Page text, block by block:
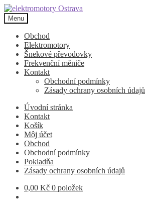
Přeskočit
na
navigaci
Přejít
k
obsahu
webu
Menu
Obchod
Elektromotory
Šnekové převodovky
Frekvenční měniče
Kontakt
Obchodní podmínky
Zásady ochrany osobních údajů
Úvodní stránka
Kontakt
Košík
Môj účet
Obchod
Obchodní podmínky
Pokladňa
Zásady ochrany osobních údajů
0,00 Kč 0 položek